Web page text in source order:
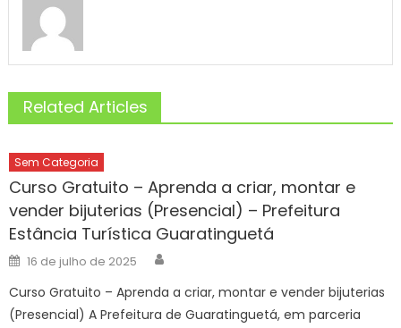
Related Articles
Sem Categoria
Curso Gratuito – Aprenda a criar, montar e
vender bijuterias (Presencial) – Prefeitura
Estância Turística Guaratinguetá
Posted
on
16 de julho de 2025
Curso Gratuito – Aprenda a criar, montar e vender bijuterias
(Presencial) A Prefeitura de Guaratinguetá, em parceria